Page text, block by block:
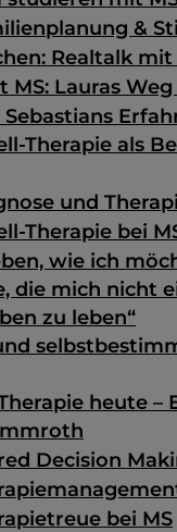
&
Realtalk
Lauras
Therapie als
und
Therapie bei
wie ich
die mich nicht
zu leben“
heute
Decision
bei MS